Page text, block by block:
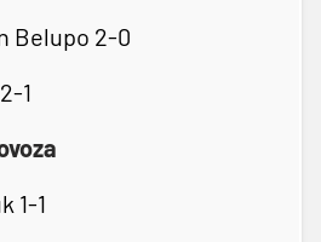
Belupo 2-0
1
1-1